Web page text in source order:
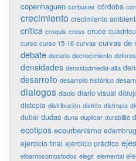
copenhaguen corbusier córdoba
crecimiento crecimiento
crítica croquis cross cruce
curso curso 15-16 curvas curvas de
debate decarlo decrecimiento
densidades densidadmedia-alta
desarrollo desarrollo histórico
dialogos diaolo diario visual
distopía distribución distrito distropia
dubai dudas duna duplicar durabilité
ecotipos ecourbanismo
ejercicio final ejercicio práctico ejes
elbarriosomostodos elegir elemental